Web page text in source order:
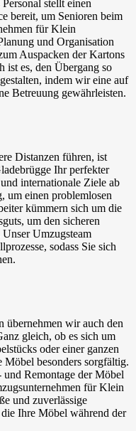
stellt einen
bereit, um Senioren beim
für Klein
und Organisation
Auspacken der Kartons
ist es, den Übergang so
indem wir eine auf
Betreuung gewährleisten.
Distanzen führen, ist
Ihr perfekter
internationale Ziele ab
um einen problemlosen
kümmern sich um die
um den sicheren
Umzugsteam
sodass Sie sich
übernehmen wir auch den
gleich, ob es sich um
oder einer ganzen
besonders sorgfältig.
und Remontage der Möbel
für Klein
und zuverlässige
Ihre Möbel während der